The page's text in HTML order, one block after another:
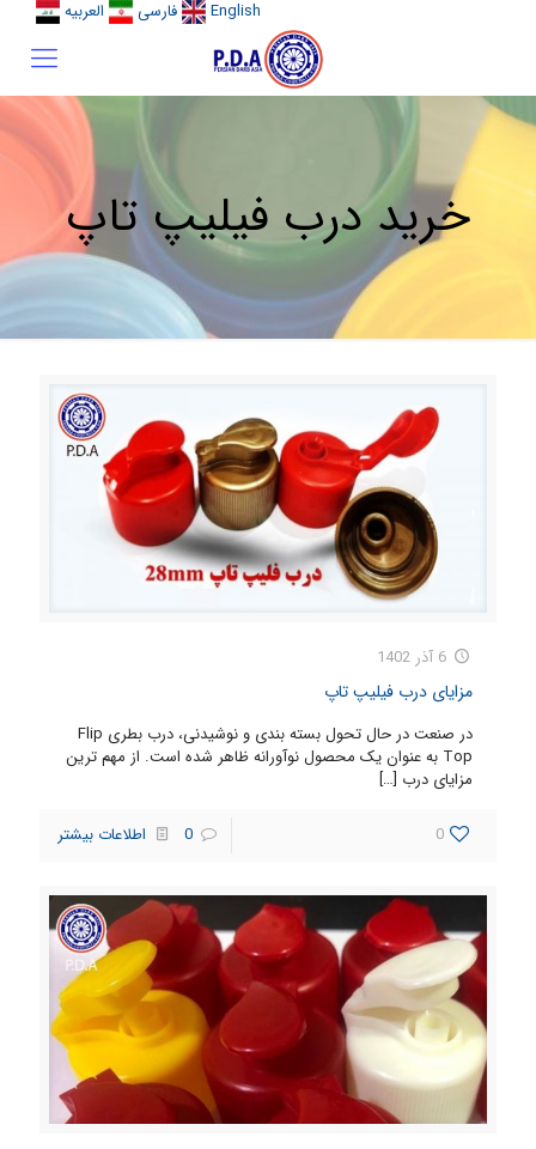
English فارسی العربیه
خرید درب فیلیپ تاپ
6 آذر 1402
مزایای درب فیلیپ تاپ
در صنعت در حال تحول بسته بندی و نوشیدنی، درب بطری Flip
Top به عنوان یک محصول نوآورانه ظاهر شده است. از مهم ترین
مزایای درب […]
0
0 اطلاعات بیشتر